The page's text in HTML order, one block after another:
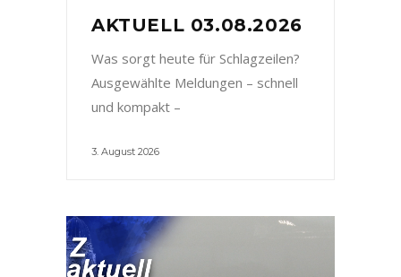
AKTUELL 03.08.2026
Was sorgt heute für Schlagzeilen?
Ausgewählte Meldungen – schnell
und kompakt –
3. August 2026